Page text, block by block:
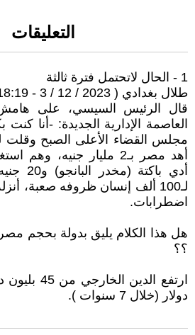
التعليقات
1 - الحال لاتحتمل فترة ثالثة
طلال بغدادي ( 2023 / 12 / 3 - 18:19 )
قال الرئيس السيسي، على
العاصمة الإدارية الجديدة: -أنا
مجلس القضاء الأعلى الصبح وقلت
أهد مصر بـ2 مليار جنيه،
أدي
لـ100 ألف إنسان ظروفه صعبة،
اضطرابات.
هل هذا الكلام يليق بدولة بحجم
؟؟
دولار (خلال 7 سنوات ).